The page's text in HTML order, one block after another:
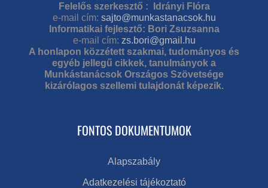
Felelős szerkesztő : Idrányi Flóra
e-mail cím: sajto@munkastanacsok.hu
Informatikai fejlesztő: Bori Zsuzsanna
e-mail cím: zs.bori@gmail.hu
A honlapon közzétett szakmai, tudományos és
egyéb jellegű cikkek, tanulmányok a
Munkástanácsok Országos Szövetsége
kizárólagos szellemi tulajdonát képezik.
FONTOS DOKUMENTUMOK
Alapszabály
Adatkezelési tájékoztató